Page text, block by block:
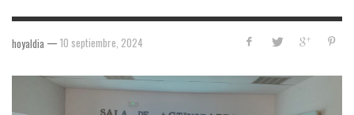
hoyaldia — 10 septiembre, 2024